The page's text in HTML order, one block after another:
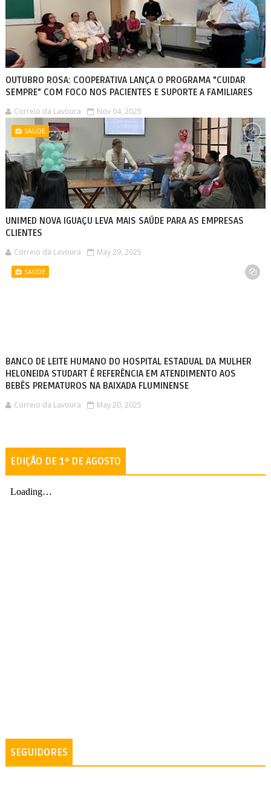
OUTUBRO ROSA: COOPERATIVA LANÇA O PROGRAMA "CUIDAR
SEMPRE" COM FOCO NOS PACIENTES E SUPORTE A FAMILIARES
Correio da Lavoura Nov 04, 2025
SAÚDE
UNIMED NOVA IGUAÇU LEVA MAIS SAÚDE PARA AS EMPRESAS
CLIENTES
Correio da Lavoura May 29, 2025
SAÚDE
BANCO DE LEITE HUMANO DO HOSPITAL ESTADUAL DA MULHER
HELONEIDA STUDART É REFERÊNCIA EM ATENDIMENTO AOS
BEBÊS PREMATUROS NA BAIXADA FLUMINENSE
Correio da Lavoura May 20, 2025
EDIÇÃO DE 1º DE AGOSTO
SEGUIDORES